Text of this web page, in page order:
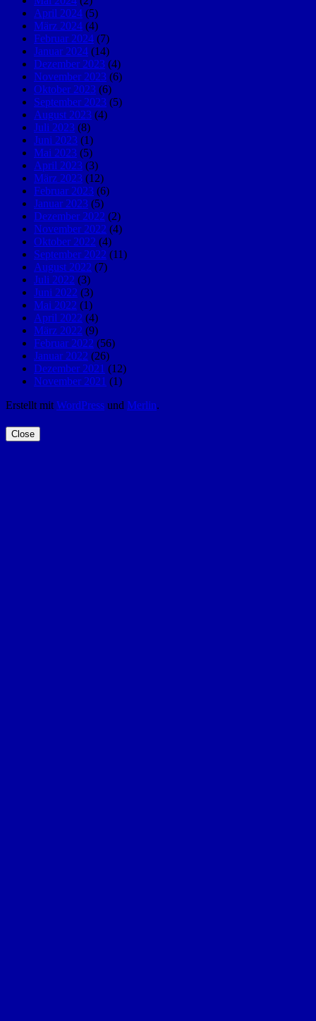
April 2024 (5)
März 2024 (4)
Februar 2024 (7)
Januar 2024 (14)
Dezember 2023 (4)
November 2023 (6)
Oktober 2023 (6)
September 2023 (5)
August 2023 (4)
Juli 2023 (8)
Juni 2023 (1)
Mai 2023 (5)
April 2023 (3)
März 2023 (12)
Februar 2023 (6)
Januar 2023 (5)
Dezember 2022 (2)
November 2022 (4)
Oktober 2022 (4)
September 2022 (11)
August 2022 (7)
Juli 2022 (3)
Juni 2022 (3)
Mai 2022 (1)
April 2022 (4)
März 2022 (9)
Februar 2022 (56)
Januar 2022 (26)
Dezember 2021 (12)
November 2021 (1)
Erstellt mit WordPress und Merlin.
Close